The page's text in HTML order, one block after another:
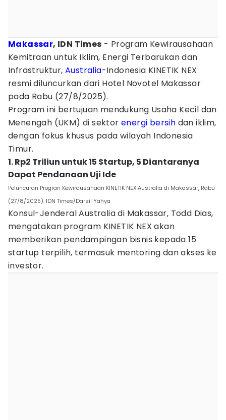
Makassar, IDN Times - Program Kewirausahaan
Kemitraan untuk Iklim, Energi Terbarukan dan
Infrastruktur,Australia-Indonesia KINETIK NEX
resmi diluncurkan dari Hotel Novotel Makassar
pada Rabu (27/8/2025).
Program ini bertujuan mendukung Usaha Kecil dan
Menengah (UKM) di sektor energi bersih dan iklim,
dengan fokus khusus pada wilayah Indonesia
Timur.
1. Rp2 Triliun untuk 15 Startup, 5 Diantaranya
Dapat Pendanaan Uji Ide
Peluncuran Progran Kewirausahaan KINETIK NEX Australia di Makassar, Rabu
(27/8/2025). IDN Times/Darsil Yahya
Konsul-Jenderal Australia di Makassar, Todd Dias,
mengatakan program KINETIK NEX akan
memberikan pendampingan bisnis kepada 15
startup terpilih, termasuk mentoring dan akses ke
investor.